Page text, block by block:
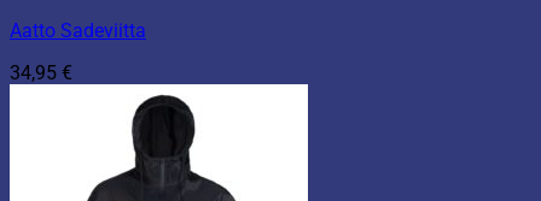
Aatto Sadeviitta
34,95 €